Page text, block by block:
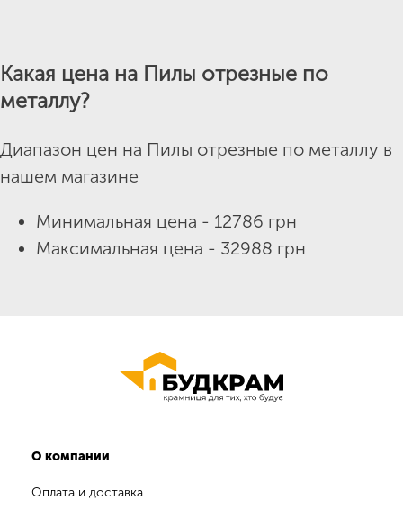
Какая цена на Пилы отрезные по
металлу?
Диапазон цен на Пилы отрезные по металлу в
нашем магазине
Минимальная цена - 12786 грн
Максимальная цена - 32988 грн
О компании
Оплата и доставка